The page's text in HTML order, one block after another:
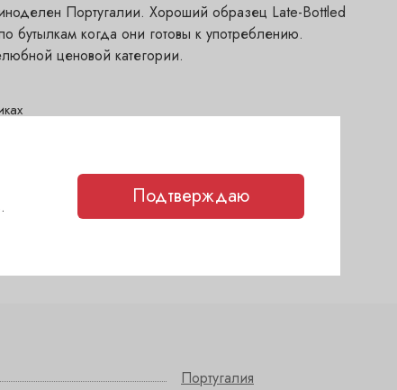
Португалии. Хороший образец Late-Bottled
бутылкам когда они готовы к употреблению.
ценовой категории.
Португалия
Подтверждаю